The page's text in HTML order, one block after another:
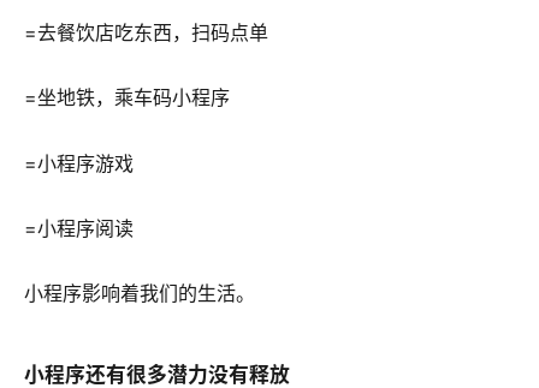
=去餐饮店吃东西，扫码点单
=坐地铁，乘车码小程序
=小程序游戏
=小程序阅读
小程序影响着我们的生活。
小程序还有很多潜力没有释放